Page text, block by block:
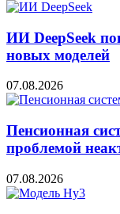
ИИ DeepSeek
новых моделей
07.08.2026
Пенсионная
проблемой
07.08.2026